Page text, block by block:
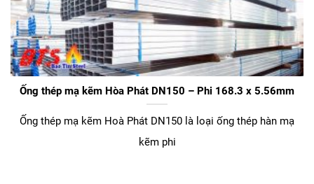
Ống thép mạ kẽm Hòa Phát DN150 – Phi 168.3 x 5.56mm
Ống thép mạ kẽm Hoà Phát DN150 là loại ống thép hàn mạ
kẽm phi